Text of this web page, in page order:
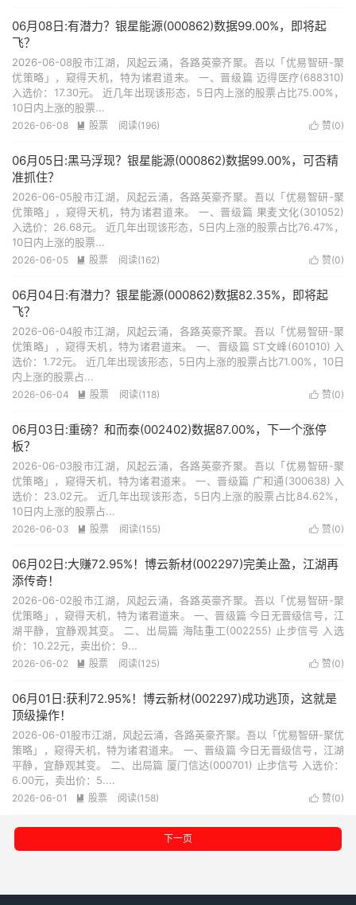
06月08日:有潜力？银星能源(000862)数据99.00%，即将起
飞？
2026-06-08股市江湖，风起云涌，各路英豪齐聚。吾以「优易智研-聚
优策略」，窥得天机，特为诸君道来。 一、晋级篇 迈得医疗(688310)
入选价：17.30元。 近几年出现该形态，5日内上涨的股票占比75.00%，
10日内上涨的股票...
 赞(0)
2026-06-08  股票 阅读(196)
06月05日:黑马浮现？银星能源(000862)数据99.00%，可否精
准抓住？
2026-06-05股市江湖，风起云涌，各路英豪齐聚。吾以「优易智研-聚
优策略」，窥得天机，特为诸君道来。 一、晋级篇 果麦文化(301052)
入选价：26.68元。 近几年出现该形态，5日内上涨的股票占比76.47%，
10日内上涨的股票...
 赞(0)
2026-06-05  股票 阅读(162)
06月04日:有潜力？银星能源(000862)数据82.35%，即将起
飞？
2026-06-04股市江湖，风起云涌，各路英豪齐聚。吾以「优易智研-聚
优策略」，窥得天机，特为诸君道来。 一、晋级篇 ST文峰(601010) 入
选价：1.72元。 近几年出现该形态，5日内上涨的股票占比71.00%，10日
内上涨的股票占...
 赞(0)
2026-06-04  股票 阅读(118)
06月03日:重磅？和而泰(002402)数据87.00%，下一个涨停
板？
2026-06-03股市江湖，风起云涌，各路英豪齐聚。吾以「优易智研-聚
优策略」，窥得天机，特为诸君道来。 一、晋级篇 广和通(300638) 入
选价：23.02元。 近几年出现该形态，5日内上涨的股票占比84.62%，
10日内上涨的股票占...
 赞(0)
2026-06-03  股票 阅读(155)
06月02日:大赚72.95%！博云新材(002297)完美止盈，江湖再
添传奇！
2026-06-02股市江湖，风起云涌，各路英豪齐聚。吾以「优易智研-聚
优策略」，窥得天机，特为诸君道来。 一、晋级篇 今日无晋级信号，江
湖平静，宜静观其变。 二、出局篇 海陆重工(002255) 止步信号 入选
价：10.22元，卖出价：9...
 赞(0)
2026-06-02  股票 阅读(125)
06月01日:获利72.95%！博云新材(002297)成功逃顶，这就是
顶级操作！
2026-06-01股市江湖，风起云涌，各路英豪齐聚。吾以「优易智研-聚优
策略」，窥得天机，特为诸君道来。 一、晋级篇 今日无晋级信号，江湖
平静，宜静观其变。 二、出局篇 厦门信达(000701) 止步信号 入选价：
6.00元，卖出价：5....
 赞(0)
2026-06-01  股票 阅读(158)
下一页